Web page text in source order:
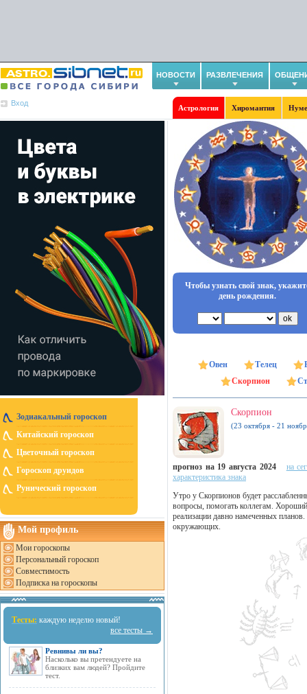
НОВОСТИ РАЗВЛЕЧЕНИЯ
Вход
Астрология Хиромантия
Зодиакальный гороскоп
Китайский гороскоп
Цветочный гороскоп
Гороскоп друидов
Рунический гороскоп
Мой профиль
Мои гороскопы
Персональный гороскоп
Совместимость
Подписка на гороскопы
Тесты: каждую неделю новый!
все тесты →
Ревнивы ли вы?
Насколько вы претендуете на
близких вам людей? Пройдите
тест.
Чтобы узнать свой знак,
день рождения.
Овен Телец
Скорпион
Скорпион
(23 октября - 21
прогноз на 19 августа 2024
на
характеристика знака
Утро у Скорпионов будет
вопросы, помогать коллегам.
реализации давно намеченных
окружающих.